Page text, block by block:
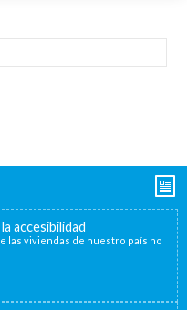
accesibilidad
las viviendas de nuestro país no